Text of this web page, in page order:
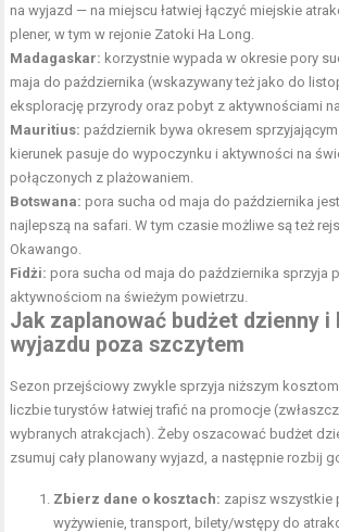
na wyjazd — na miejscu łatwiej łączyć miejskie
plener, w tym w rejonie Zatoki Ha Long.
Madagaskar: korzystnie wypada w okresie pory
maja do października (wskazywany też jako do
eksplorację przyrody oraz pobyt z aktywnościami
Mauritius: październik bywa okresem
kierunek pasuje do wypoczynku i aktywności na
połączonych z plażowaniem.
Botswana: pora sucha od maja do października
najlepszą na safari. W tym czasie możliwe są też
Okawango.
Fidżi: pora sucha od maja do października sprzyja
aktywnościom na świeżym powietrzu.
Jak zaplanować budżet dzienny i
wyjazdu poza szczytem
Sezon przejściowy zwykle sprzyja niższym
liczbie turystów łatwiej trafić na promocje
wybranych atrakcjach). Żeby oszacować budżet
zsumuj cały planowany wyjazd, a następnie rozbij
Zbierz dane o kosztach: zapisz wszystkie
wyżywienie, transport, bilety/wstępy do